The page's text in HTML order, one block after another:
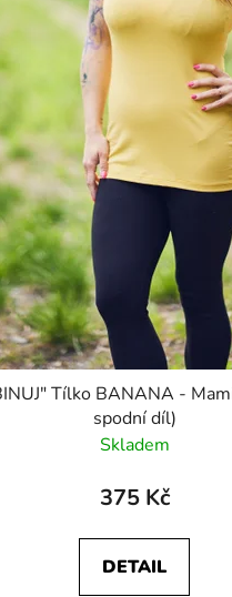
Tílko BANANA -
spodní díl)
Skladem
375 Kč
DETAIL